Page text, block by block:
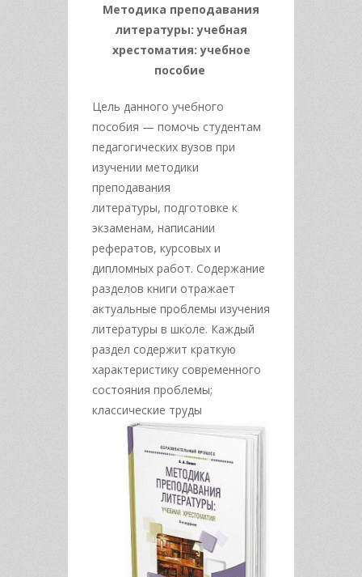
Методика преподавания
литературы: учебная
хрестоматия: учебное
пособие
Цель данного учебного
пособия — помочь студентам
педагогических вузов при
изучении методики
преподавания
литературы, подготовке к
экзаменам, написании
рефератов, курсовых и
дипломных работ. Содержание
разделов книги отражает
актуальные проблемы изучения
литературы в школе. Каждый
раздел содержит краткую
характеристику современного
состояния проблемы;
классические труды